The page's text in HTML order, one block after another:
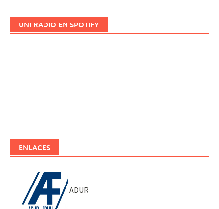
UNI RADIO EN SPOTIFY
ENLACES
ADUR